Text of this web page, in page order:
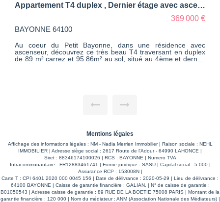
Appartement T4 duplex , Dernier étage avec ascenseur et grenier
369 000 €
BAYONNE 64100
Au coeur du Petit Bayonne, dans une résidence avec
ascenseur, découvrez ce très beau T4 traversant en duplex
de 89 m² carrez et 95.86m² au sol, situé au 4ème et dernier
compris lors des périodes animées du quartier. Chacune
cellier-buanderie très pratique et plutôt rare en appartement,
avec espace machine à laver, cumulus et rangements, ainsi
que d'une salle d'eau avec douche et toilettes indépendants.
Vous pourrez également ranger tout ce dont vous n'avez pas
besoin tous les jours grâce au grand grenier de 14m² au sol.
Un bien lumineux, fonctionnel et rare sur le secteur, idéal
pour profiter pleinement de la vie bayonnaise avec tous les
commerces de proximité tout en bénéficiant du calme d'un
dernier étage.
Mentions légales
Affichage des informations légales : NM - Nadia Merrien Immobilier | Raison sociale : NEHL
IMMOBILIER | Adresse siège social : 2617 Route de l'Adour - 64990 LAHONCE |
Siret : 88346174100026 | RCS : BAYONNE | Numero TVA
Intracommunautaire : FR12883461741 | Forme juridique : SASU | Capital social : 5 000 |
Assurance RCP : 153008N |
Carte T : CPI 6401 2020 000 0045 156 | Date de délivrance : 2020-05-29 | Lieu de délivrance :
64100 BAYONNE | Caisse de garantie financière : GALIAN. | N° de caisse de garantie :
B01050543 | Adresse caisse de garantie : 89 RUE DE LA BOETIE 75008 PARIS | Montant de la
garantie financière : 120 000 | Nom du médiateur : ANM (Association Nationale des Médiateurs) |